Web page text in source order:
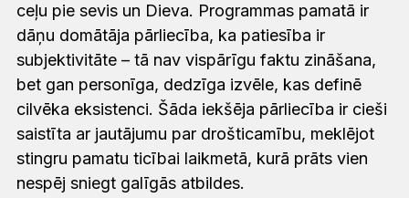
ceļu pie sevis un Dieva. Programmas pamatā ir
dāņu domātāja pārliecība, ka patiesība ir
subjektivitāte – tā nav vispārīgu faktu zināšana,
bet gan personīga, dedzīga izvēle, kas definē
cilvēka eksistenci. Šāda iekšēja pārliecība ir cieši
saistīta ar jautājumu par drošticamību, meklējot
stingru pamatu ticībai laikmetā, kurā prāts vien
nespēj sniegt galīgās atbildes.